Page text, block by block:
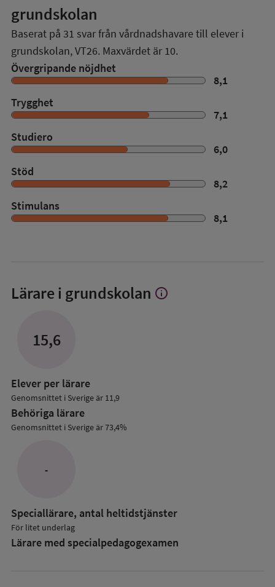
grundskolan
Baserat på 31 svar från vårdnadshavare till elever i
grundskolan,VT26. Maxvärdet är 10.
Övergripande nöjdhet
8,1
Trygghet
7,1
Studiero
6,0
Stöd
8,2
Stimulans
8,1
Lärare i grundskolan Visa
info
15,6
Elever per lärare
Genomsnittet i Sverige är 11,9
Behöriga lärare
Genomsnittet i Sverige är 73,4%
-
Speciallärare, antal heltidstjänster
För litet underlag
Lärare med specialpedagog­examen